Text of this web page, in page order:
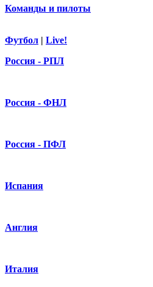
Команды и пилоты
Футбол | Live!
Россия - РПЛ
Россия - ФНЛ
Россия - ПФЛ
Испания
Англия
Италия